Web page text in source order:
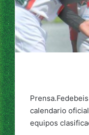
calendario
equipos